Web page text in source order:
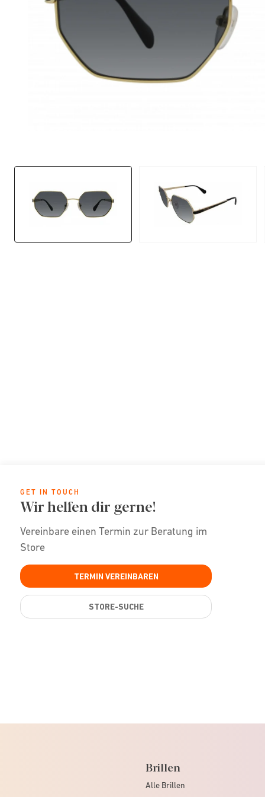
GET IN TOUCH
Wir helfen dir gerne!
Vereinbare einen Termin zur Beratung im
Store
TERMIN VEREINBAREN
STORE-SUCHE
Brillen
Alle Brillen